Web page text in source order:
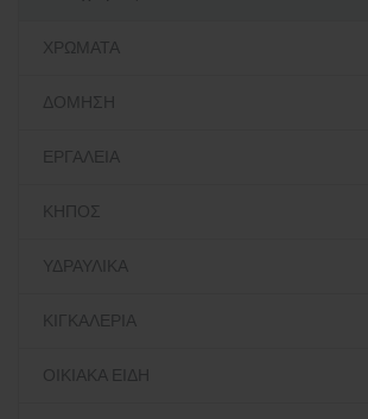
ΧΡΩΜΑΤΑ
ΔΟΜΗΣΗ
ΕΡΓΑΛΕΙΑ
ΚΗΠΟΣ
ΥΔΡΑΥΛΙΚΑ
ΚΙΓΚΑΛΕΡΙΑ
ΟΙΚΙΑΚΑ ΕΙΔΗ